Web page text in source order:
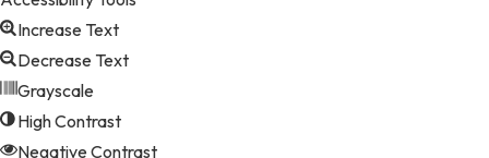
Increase Text
Decrease Text
Grayscale
High Contrast
Negative Contrast